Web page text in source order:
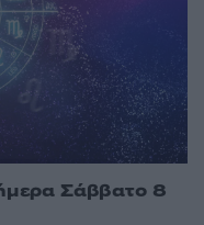
Σάββατο 8